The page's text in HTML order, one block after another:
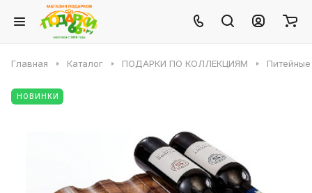
Главная Каталог ПОДАРКИ ПО КОЛЛЕКЦИЯМ
НОВИНКИ